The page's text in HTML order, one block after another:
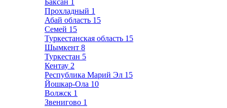
Баксан 1
Прохладный 1
Абай область 15
Семей 15
Туркестанская область 15
Шымкент 8
Туркестан 5
Кентау 2
Республика Марий Эл 15
Йошкар-Ола 10
Волжск 1
Звенигово 1